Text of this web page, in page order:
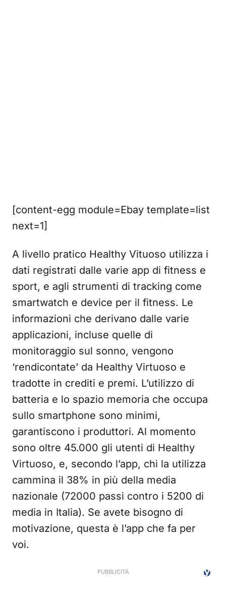
[content-egg module=Ebay template=list
next=1]
A livello pratico Healthy Vituoso utilizza i
dati registrati dalle varie app di fitness e
sport, e agli strumenti di tracking come
smartwatch e device per il fitness. Le
informazioni che derivano dalle varie
applicazioni, incluse quelle di
monitoraggio sul sonno, vengono
‘rendicontate’ da Healthy Virtuoso e
tradotte in crediti e premi. L’utilizzo di
batteria e lo spazio memoria che occupa
sullo smartphone sono minimi,
garantiscono i produttori. Al momento
sono oltre 45.000 gli utenti di Healthy
Virtuoso, e, secondo l’app, chi la utilizza
cammina il 38% in più della media
nazionale (72000 passi contro i 5200 di
media in Italia). Se avete bisogno di
motivazione, questa è l’app che fa per
voi.